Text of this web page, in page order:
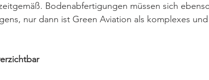
Bodenabfertigungen müssen sich
nur dann ist Green Aviation als komplexes und